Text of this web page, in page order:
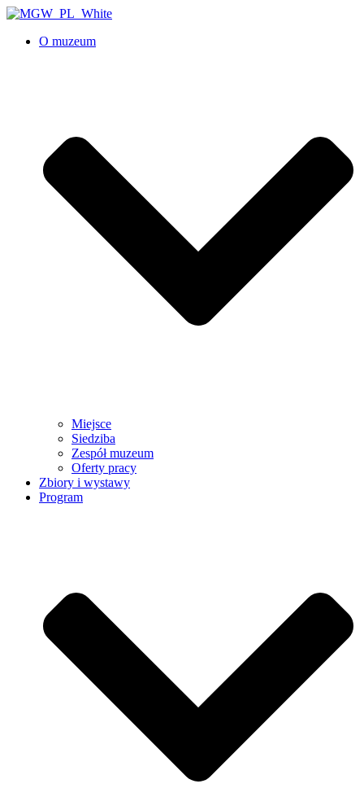
O muzeum
Miejsce
Siedziba
Zespół muzeum
Oferty pracy
Zbiory i wystawy
Program